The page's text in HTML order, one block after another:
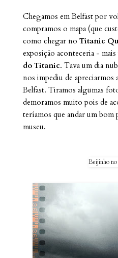
Chegamos em Belfast por
compramos o mapa (que
como chegar no Titanic
exposição aconteceria -
do Titanic. Tava um dia
nos impediu de apreciarmos
Belfast. Tiramos algumas
demoramos muito pois de
teríamos que andar um bom
museu.
Beijinho